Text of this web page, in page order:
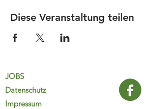
Diese Veranstaltung teilen
JOBS
Datenschutz
Impressum